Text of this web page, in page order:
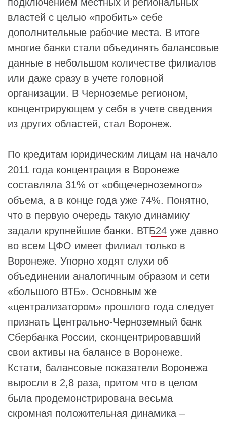
властей с целью «пробить» себе
дополнительные рабочие места. В итоге
многие банки стали объединять балансовые
данные в небольшом количестве филиалов
или даже сразу в учете головной
организации. В Черноземье регионом,
концентрирующем у себя в учете сведения
из других областей, стал Воронеж.
По кредитам юридическим лицам на начало
2011 года концентрация в Воронеже
составляла 31% от «общечерноземного»
объема, а в конце года уже 74%. Понятно,
что в первую очередь такую динамику
задали крупнейшие банки. ВТБ24 уже давно
во всем ЦФО имеет филиал только в
Воронеже. Упорно ходят слухи об
объединении аналогичным образом и сети
«большого ВТБ». Основным же
«централизатором» прошлого года следует
признать Центрально-Черноземный банк
Сбербанка России, сконцентрировавший
свои активы на балансе в Воронеже.
Кстати, балансовые показатели Воронежа
выросли в 2,8 раза, притом что в целом
была продемонстрирована весьма
скромная положительная динамика –